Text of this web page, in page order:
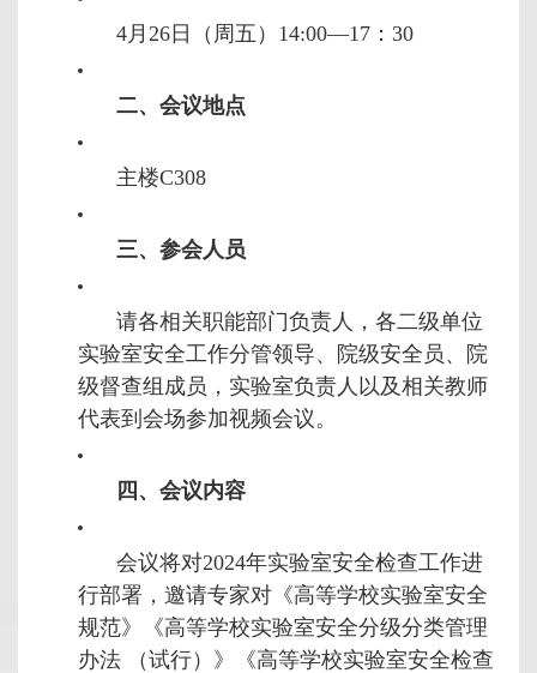
4月26日（周五）14:00—17：30
二、会议地点
主楼C308
三、参会人员
请各相关职能部门负责人，各二级单位
实验室安全工作分管领导、院级安全员、院
级督查组成员，实验室负责人以及相关教师
代表到会场参加视频会议。
四、会议内容
会议将对2024年实验室安全检查工作进
行部署，邀请专家对《高等学校实验室安全
规范》《高等学校实验室安全分级分类管理
办法 （试行）》《高等学校实验室安全检查